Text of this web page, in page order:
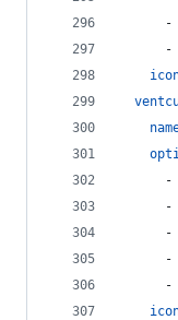
      -
      -
      -
      -
      -
      -
      -